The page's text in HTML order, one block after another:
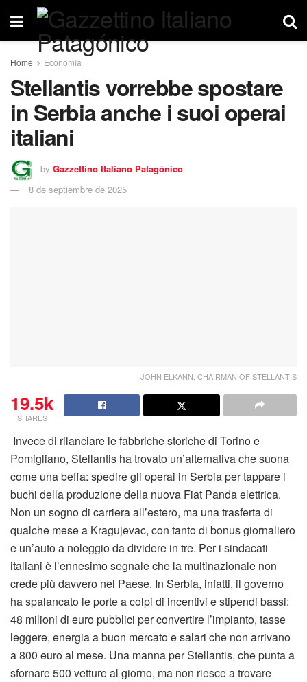
Home Economía
Stellantis vorrebbe spostare
in Serbia anche i suoi operai
italiani
by Gazzettino Italiano Patagónico
8 de septiembre de 2025
JOHN ELKANN, CHAIRMAN OF STELLANTIS
19.5k
SHARES
Invece di rilanciare le fabbriche storiche di Torino e
Pomigliano, Stellantis ha trovato un’alternativa che suona
come una beffa: spedire gli operai in Serbia per tappare i
buchi della produzione della nuova Fiat Panda elettrica.
Non un sogno di carriera all’estero, ma una trasferta di
qualche mese a Kragujevac, con tanto di bonus giornaliero
e un’auto a noleggio da dividere in tre. Per i sindacati
italiani è l’ennesimo segnale che la multinazionale non
crede più davvero nel Paese. In Serbia, infatti, il governo
ha spalancato le porte a colpi di incentivi e stipendi bassi:
48 milioni di euro pubblici per convertire l’impianto, tasse
leggere, energia a buon mercato e salari che non arrivano
a 800 euro al mese. Una manna per Stellantis, che punta a
sfornare 500 vetture al giorno, ma non riesce a trovare